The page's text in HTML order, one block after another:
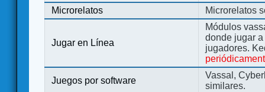
Microrelatos
Microrelatos
Jugar en Línea
Módulos
donde jugar
jugadores.
Juegos por software
Vassal,
similares.